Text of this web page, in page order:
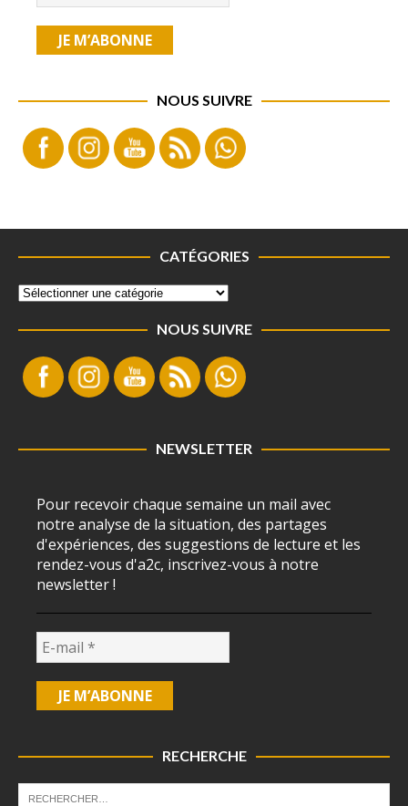
NOUS SUIVRE
CATÉGORIES
NOUS SUIVRE
NEWSLETTER
Pour recevoir chaque semaine un mail avec
notre analyse de la situation, des partages
d'expériences, des suggestions de lecture et les
rendez-vous d'a2c, inscrivez-vous à notre
newsletter !
RECHERCHE